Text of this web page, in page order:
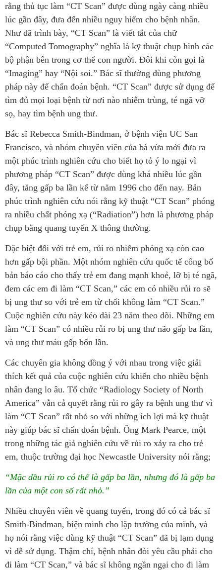
rằng thủ tục làm “CT Scan” được dùng ngày càng nhiều
lúc gần đây, đưa đến nhiều nguy hiểm cho bệnh nhân.
Như đã trình bày, “CT Scan” là viết tắt của chữ
“Computed Tomography” nghĩa là kỹ thuật chụp hình các
bộ phận bên trong cơ thể con người. Đôi khi còn gọi là
“Imaging” hay “Nội soi.” Bác sĩ thường dùng phương
pháp này để chẩn đoán bệnh. “CT Scan” được sử dụng để
tìm đủ mọi loại bệnh từ nơi nào nhiễm trùng, té ngã vỡ
sọ, hay tìm bệnh ung thư.
Bác sĩ Rebecca Smith-Bindman, ở bệnh viện UC San
Francisco, và nhóm chuyên viên của bà vừa mới đưa ra
một phúc trình nghiên cứu cho biết họ tỏ ý lo ngại vì
phương pháp “CT Scan” được dùng khá nhiều lúc gần
đây, tăng gấp ba lần kể từ năm 1996 cho đến nay. Bản
phúc trình nghiên cứu nói rằng kỹ thuật “CT Scan” phóng
ra nhiều chất phóng xạ (“Radiation”) hơn là phương pháp
chụp bằng quang tuyến X thông thường.
Đặc biệt đối với trẻ em, rủi ro nhiễm phóng xạ còn cao
hơn gấp bội phần. Một nhóm nghiên cứu quốc tế công bố
bản báo cáo cho thấy trẻ em đang mạnh khoẻ, lỡ bị té ngã,
đem các em đi làm “CT Scan,” các em có nhiều rủi ro sẽ
bị ung thư so với trẻ em từ chối không làm “CT Scan.”
Cuộc nghiên cứu này kéo dài 23 năm theo dõi. Những em
làm “CT Scan” có nhiều rủi ro bị ung thư não gấp ba lần,
và ung thư máu gấp bốn lần.
Các chuyên gia không đồng ý với nhau trong việc giải
thích kết quả của cuộc nghiên cứu khiến cho nhiều bệnh
nhân đang lo âu. Tổ chức “Radiology Society of North
America” vẫn cả quyết rằng rủi ro gây ra bệnh ung thư vì
làm “CT Scan” rất nhỏ so với những ích lợi mà kỹ thuật
này giúp bác sĩ chẩn đoán bệnh. Ông Mark Pearce, một
trong những tác giả nghiên cứu về rủi ro xảy ra cho trẻ
em, thuộc trường đại học Newcastle University nói rằng;
“Mặc dầu rủi ro có thể là gấp ba lần, nhưng đó là gấp ba
lần của một con số rất nhỏ.”
Nhiều chuyên viên về quang tuyến, trong đó có cả bác sĩ
Smith-Bindman, biện minh cho lập trường của mình, và
họ nói rằng việc dùng kỹ thuật “CT Scan” đã bị lạm dụng
vì dễ sử dụng. Thậm chí, bệnh nhân đòi yêu cầu phải cho
đi làm “CT Scan,” và bác sĩ không ngần ngại cho đi làm